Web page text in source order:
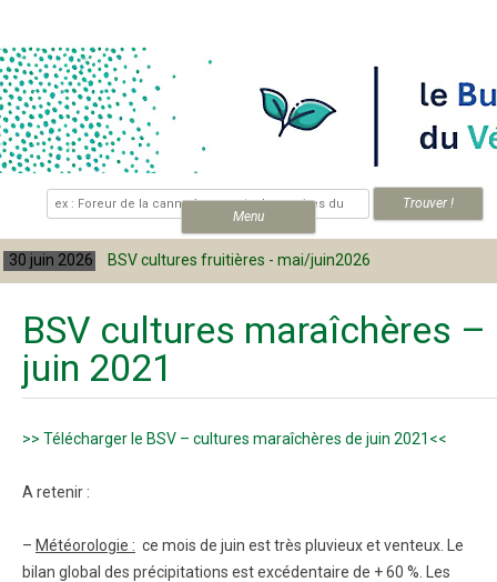
Menu
.
cultures fruitières - mai/juin2026
BSV cultures maraîchères –
juin 2021
>> Télécharger le BSV – cultures maraîchères de juin 2021<<
A retenir :
– Météorologie : ce mois de juin est très pluvieux et venteux. Le
bilan global des précipitations est excédentaire de + 60 %. Les